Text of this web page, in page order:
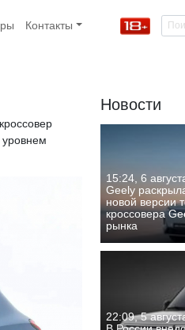
Контакты
уровнем
Новости
15:24, 6
Geely
новой версии
кроссовера
рынка
22:09, 5